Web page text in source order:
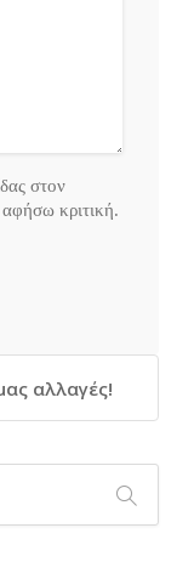
στον
κριτική.
αλλαγές!